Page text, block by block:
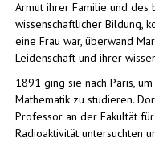
Armut ihrer Familie und des
wissenschaftlicher Bildung,
eine Frau war, überwand
Leidenschaft und ihrer
1891 ging sie nach Paris,
Mathematik zu studieren.
Professor an der Fakultät
Radioaktivität untersuchten